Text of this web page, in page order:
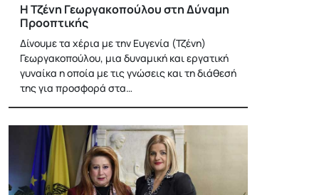
Η Τζένη Γεωργακοπούλου στη Δύναμη
Προοπτικής
Δίνουμε τα χέρια με την Ευγενία (Τζένη)
Γεωργακοπούλου, μια δυναμική και εργατική
γυναίκα η οποία με τις γνώσεις και τη διάθεσή
της για προσφορά στα…